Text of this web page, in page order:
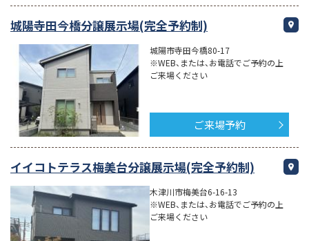
城陽寺田今橋分譲展示場(完全予約制)
城陽市寺田今橋80-17
※WEB、または、お電話でご予約の上
ご来場ください
ご来場予約
イイコトテラス梅美台分譲展示場(完全予約制)
木津川市梅美台6-16-13
※WEB、または、お電話でご予約の上
ご来場ください